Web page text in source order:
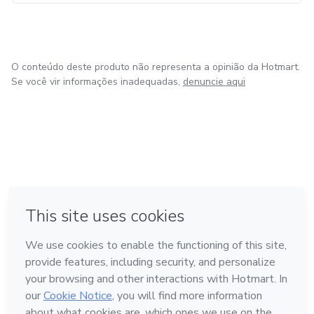
proposito de ajudar as pessoas a ressignificarem suas
O conteúdo deste produto não representa a opinião da Hotmart.
Se você vir informações inadequadas, denuncie aqui
Feito com ❤ na Cidade do México
Conheça a Hotmart